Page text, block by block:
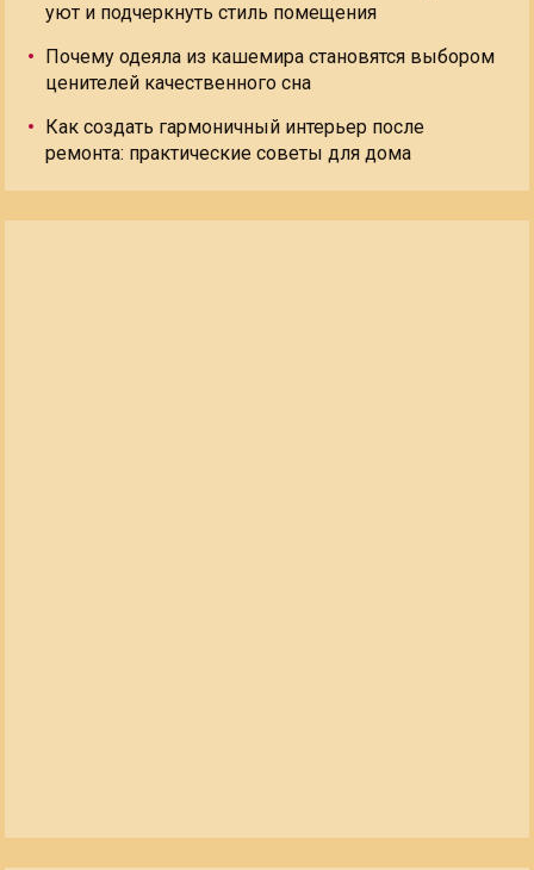
уют и подчеркнуть стиль помещения
Почему одеяла из кашемира становятся выбором
ценителей качественного сна
Как создать гармоничный интерьер после
ремонта: практические советы для дома